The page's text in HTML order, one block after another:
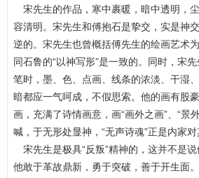
宋先生的作品，寒中裹暖，暗中透明，
容清明。宋先生和傅抱石是挚交，实是神
逆的。宋先生也曾概括傅先生的绘画艺术
同石鲁的“以神写形”是一致的。同时，宋
笔时，墨、色、点画、线条的浓淡、干湿
暗都应一气呵成，不假思索。他的画有股
画，充满了诗情画意，画“画外之画”、“景
喊，于无形处显神，“无声诗魂”正是内家对
宋先生是极具“反叛”精神的，这并不是
他敢于革故鼎新，勇于突破，善于开生面。